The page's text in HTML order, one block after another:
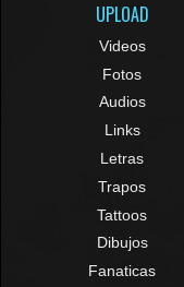
UPLOAD
Videos
Fotos
Audios
Links
Letras
Trapos
Tattoos
Dibujos
Fanaticas